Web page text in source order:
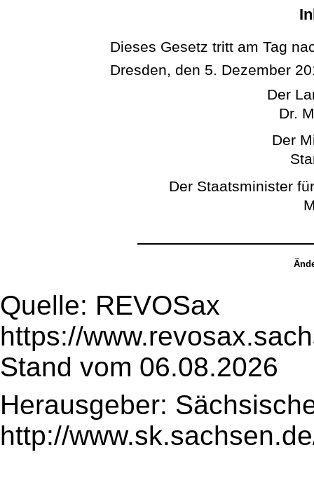
Dieses Gesetz tritt am Tag
Dresden, den 5. Dezember
Der
Dr.
Der
Der Staatsminister
Quelle: REVOSax
https://
Stand vom 06.08.2026
Herausgeber:
http://